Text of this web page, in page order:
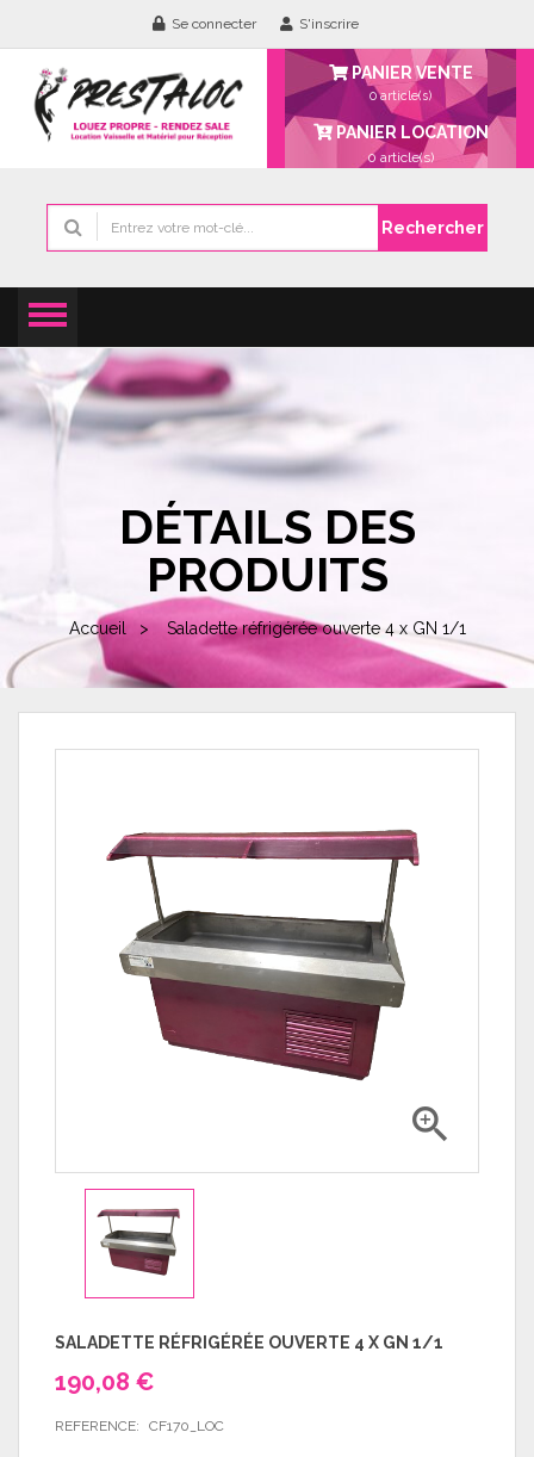
Se connecter S'inscrire
PANIER VENTE
0 article(s)
PANIER LOCATION
0 article(s)
Rechercher
DÉTAILS DES
PRODUITS
Accueil Saladette réfrigérée ouverte 4 x GN 1/1

SALADETTE RÉFRIGÉRÉE OUVERTE 4 X GN 1/1
190,08 €
REFERENCE: CF170_LOC